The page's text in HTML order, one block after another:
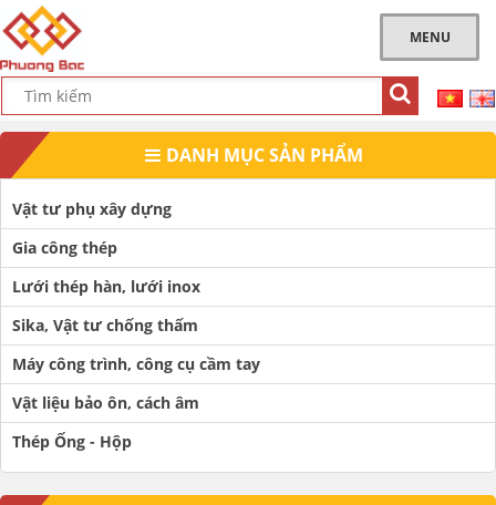
MENU
DANH MỤC SẢN PHẨM
Vật tư phụ xây dựng
Gia công thép
Lưới thép hàn, lưới inox
Sika, Vật tư chống thấm
Máy công trình, công cụ cầm tay
Vật liệu bảo ôn, cách âm
Thép Ống - Hộp